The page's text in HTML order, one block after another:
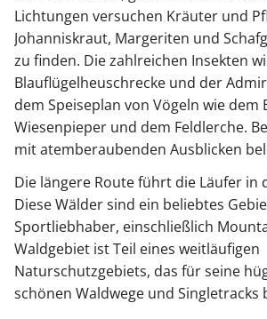
Lichtungen versuchen Kräuter und
Johanniskraut, Margeriten und
zu finden. Die zahlreichen Insekten
Blauflügelheuschrecke und der
dem Speiseplan von Vögeln wie dem
Wiesenpieper und dem Feldlerche.
mit atemberaubenden Ausblicken
Die längere Route führt die Läufer in
Diese Wälder sind ein beliebtes
Sportliebhaber, einschließlich
Waldgebiet ist Teil eines weitläufigen
Naturschutzgebiets, das für seine
schönen Waldwege und Singletracks